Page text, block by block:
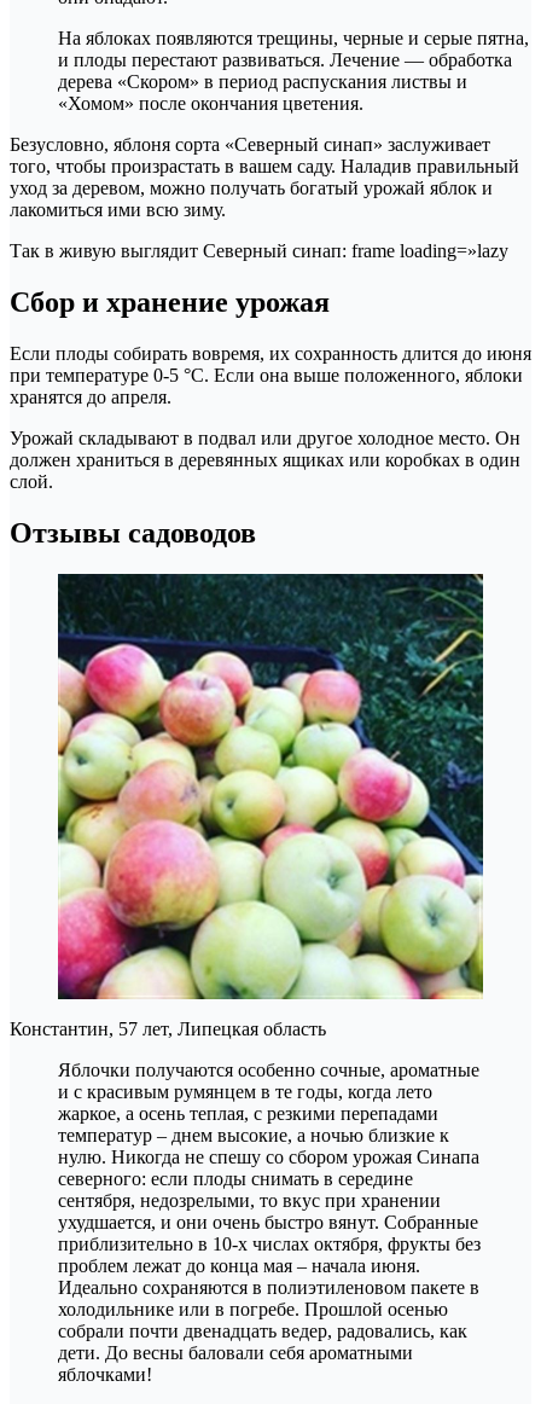
На яблоках появляются трещины, черные и серые пятна,
и плоды перестают развиваться. Лечение — обработка
дерева «Скором» в период распускания листвы и
«Хомом» после окончания цветения.
Безусловно, яблоня сорта «Северный синап» заслуживает
того, чтобы произрастать в вашем саду. Наладив правильный
уход за деревом, можно получать богатый урожай яблок и
лакомиться ими всю зиму.
Так в живую выглядит Северный синап: frame loading=»lazy
Сбор и хранение урожая
Если плоды собирать вовремя, их сохранность длится до июня
при температуре 0-5 °С. Если она выше положенного, яблоки
хранятся до апреля.
Урожай складывают в подвал или другое холодное место. Он
должен храниться в деревянных ящиках или коробках в один
слой.
Отзывы садоводов
Константин, 57 лет, Липецкая область
Яблочки получаются особенно сочные, ароматные
и с красивым румянцем в те годы, когда лето
жаркое, а осень теплая, с резкими перепадами
температур – днем высокие, а ночью близкие к
нулю. Никогда не спешу со сбором урожая Синапа
северного: если плоды снимать в середине
сентября, недозрелыми, то вкус при хранении
ухудшается, и они очень быстро вянут. Собранные
приблизительно в 10-х числах октября, фрукты без
проблем лежат до конца мая – начала июня.
Идеально сохраняются в полиэтиленовом пакете в
холодильнике или в погребе. Прошлой осенью
собрали почти двенадцать ведер, радовались, как
дети. До весны баловали себя ароматными
яблочками!